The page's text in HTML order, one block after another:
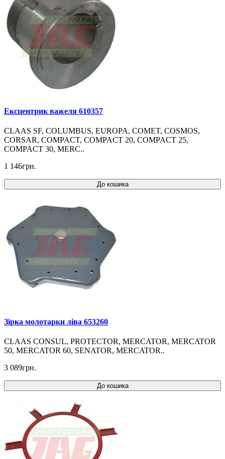
Ексцентрик важеля 610357
CLAAS SF, COLUMBUS, EUROPA, COMET, COSMOS,
CORSAR, COMPACT, COMPACT 20, COMPACT 25,
COMPACT 30, MERC..
1 146грн.
До кошика
Зірка молотарки ліва 653260
CLAAS CONSUL, PROTECTOR, MERCATOR, MERCATOR
50, MERCATOR 60, SENATOR, MERCATOR..
3 089грн.
До кошика